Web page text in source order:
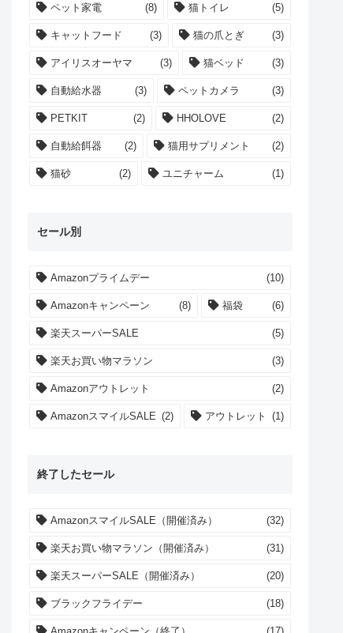
ペット家電 (8) 猫トイレ (5)
キャットフード (3) 猫の爪とぎ (3)
アイリスオーヤマ (3) 猫ベッド (3)
自動給水器 (3) ペットカメラ (3)
PETKIT (2) HHOLOVE (2)
自動給餌器 (2) 猫用サプリメント (2)
猫砂 (2) ユニチャーム (1)
セール別
Amazonプライムデー (10)
Amazonキャンペーン (8) 福袋 (6)
楽天スーパーSALE (5)
楽天お買い物マラソン (3)
Amazonアウトレット (2)
AmazonスマイルSALE (2) アウトレット (1)
終了したセール
AmazonスマイルSALE（開催済み） (32)
楽天お買い物マラソン（開催済み） (31)
楽天スーパーSALE（開催済み） (20)
ブラックフライデー (18)